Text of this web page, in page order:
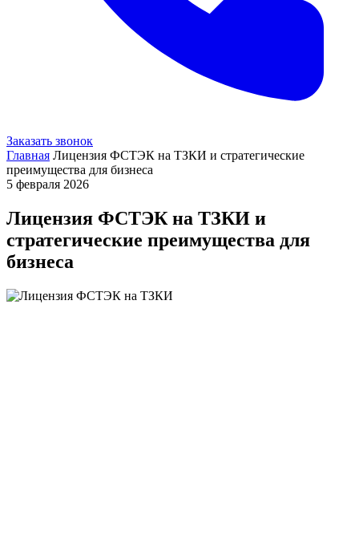
Заказать звонок
Главная Лицензия ФСТЭК на ТЗКИ и стратегические
преимущества для бизнеса
5 февраля 2026
Лицензия ФСТЭК на ТЗКИ и
стратегические преимущества для
бизнеса